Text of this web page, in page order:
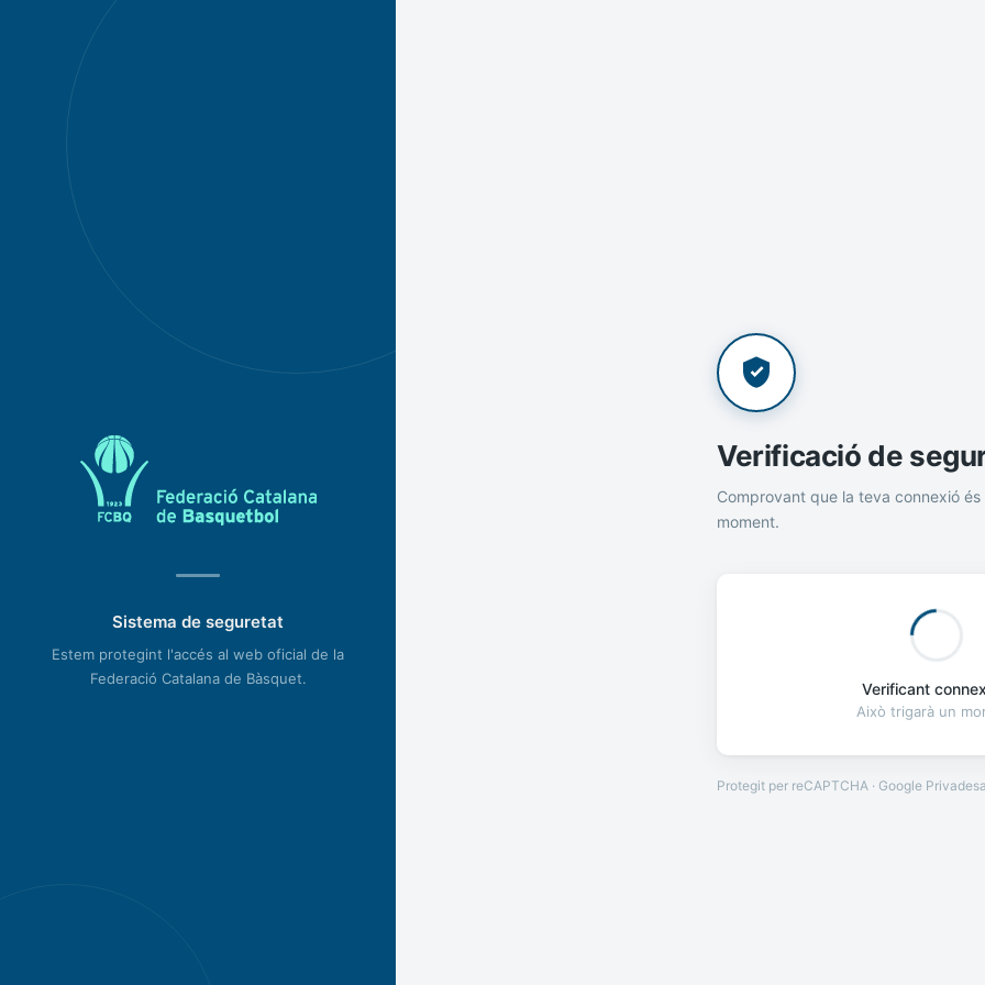
Sistema de seguretat
Estem protegint l'accés al web oficial de la
Federació Catalana de Bàsquet.
Verificació de
Comprovant que la teva connexió és
moment.
Verificant
Això trigarà un
Protegit per reCAPTCHA · Google Privadesa